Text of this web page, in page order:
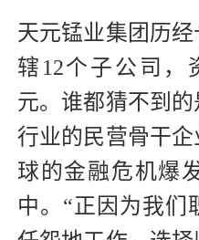
天元锰业集团历
辖12个子公司，
元。谁都猜不到
行业的民营骨干企
球的金融危机爆
中。“正因为我们